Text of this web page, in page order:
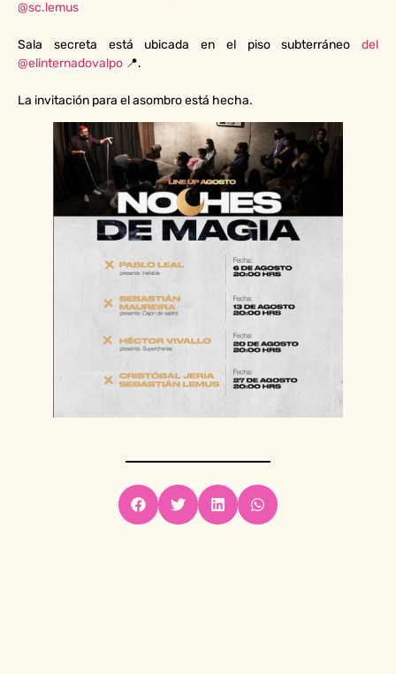
@sc.lemus
Sala secreta está ubicada en el piso subterráneo del
@elinternadovalpo 📍.
La invitación para el asombro está hecha.